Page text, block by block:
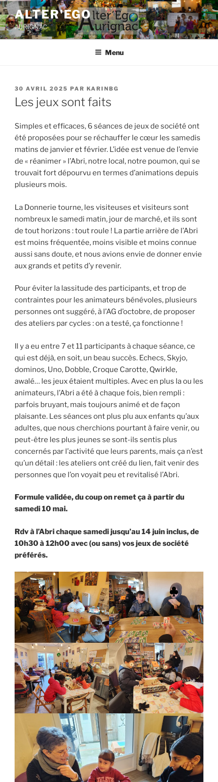
ALTER'EGO
AURIGNAC
Menu
30 AVRIL 2025 PAR KARINBG
Les jeux sont faits
Simples et efficaces, 6 séances de jeux de société ont
été proposées pour se réchauffer le cœur les samedis
matins de janvier et février. L’idée est venue de l’envie
de « réanimer » l’Abri, notre local, notre poumon, qui se
trouvait fort dépourvu en termes d’animations depuis
plusieurs mois.
La Donnerie tourne, les visiteuses et visiteurs sont
nombreux le samedi matin, jour de marché, et ils sont
de tout horizons : tout roule ! La partie arrière de l’Abri
est moins fréquentée, moins visible et moins connue
aussi sans doute, et nous avions envie de donner envie
aux grands et petits d’y revenir.
Pour éviter la lassitude des participants, et trop de
contraintes pour les animateurs bénévoles, plusieurs
personnes ont suggéré, à l’AG d’octobre, de proposer
des ateliers par cycles : on a testé, ça fonctionne !
Il y a eu entre 7 et 11 participants à chaque séance, ce
qui est déjà, en soit, un beau succès. Echecs, Skyjo,
dominos, Uno, Dobble, Croque Carotte, Qwirkle,
awalé… les jeux étaient multiples. Avec en plus la ou les
animateurs, l’Abri a été à chaque fois, bien rempli :
parfois bruyant, mais toujours animé et de façon
plaisante. Les séances ont plus plu aux enfants qu’aux
adultes, que nous cherchions pourtant à faire venir, ou
peut-être les plus jeunes se sont-ils sentis plus
concernés par l’activité que leurs parents, mais ça n’est
qu’un détail : les ateliers ont créé du lien, fait venir des
personnes que l’on voyait peu et revitalisé l’Abri.
Formule validée, du coup on remet ça à partir du
samedi 10 mai.
Rdv à l’Abri chaque samedi jusqu’au 14 juin inclus, de
10h30 à 12h00 avec (ou sans) vos jeux de société
préférés.